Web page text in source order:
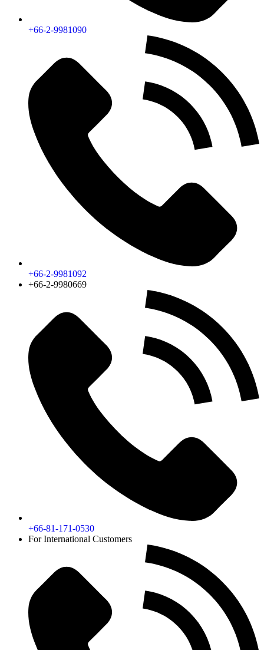
+66-2-9981090
+66-2-9981092
+66-2-9980669
+66-81-171-0530
For International Customers